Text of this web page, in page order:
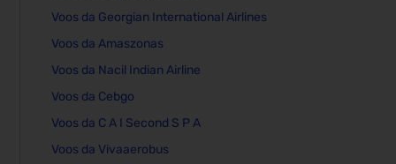
Voos da Georgian International Airlines
Voos da Amaszonas
Voos da Nacil Indian Airline
Voos da Cebgo
Voos da C A I Second S P A
Voos da Vivaaerobus